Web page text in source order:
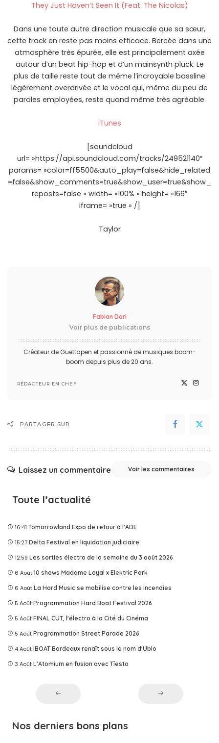
They Just Haven’t Seen It (Feat. The Nicolas)
Dans une toute autre direction musicale que sa sœur,
cette track en reste pas moins efficace. Bercée dans une
atmosphère très épurée, elle est principalement axée
autour d’un beat hip-hop et d’un mainsynth pluck. Le
plus de taille reste tout de même l’incroyable bassline
légèrement overdrivée et le vocal qui, même du peu de
paroles employées, reste quand même très agréable.
iTunes
[soundcloud
url= »https://api.soundcloud.com/tracks/249521140″
params= »color=ff5500&auto_play=false&hide_related
=false&show_comments=true&show_user=true&show_
reposts=false » width= »100% » height= »166″
iframe= »true » /]
Taylor
Fabian Dori
Voir plus de publications
Créateur de Guettapen et passionné de musiques boom-
boom depuis plus de 20 ans.
RÉDACTEUR EN CHEF
PARTAGER SUR
Laissez un commentaire Voir les commentaires
Toute l’actualité
16:41 Tomorrowland Expo de retour à l'ADE
15:27 Delta Festival en liquidation judiciaire
12:59 Les sorties électro de la semaine du 3 août 2026
6 Août 10 shows Madame Loyal x Elektric Park
6 Août La Hard Music se mobilise contre les incendies
5 Août Programmation Hard Boat Festival 2026
5 Août FINAL CUT, l'électro à la Cité du Cinéma
5 Août Programmation Street Parade 2026
4 Août IBOAT Bordeaux renaît sous le nom d'Ublo
3 Août L’Atomium en fusion avec Tîesto
Nos derniers bons plans